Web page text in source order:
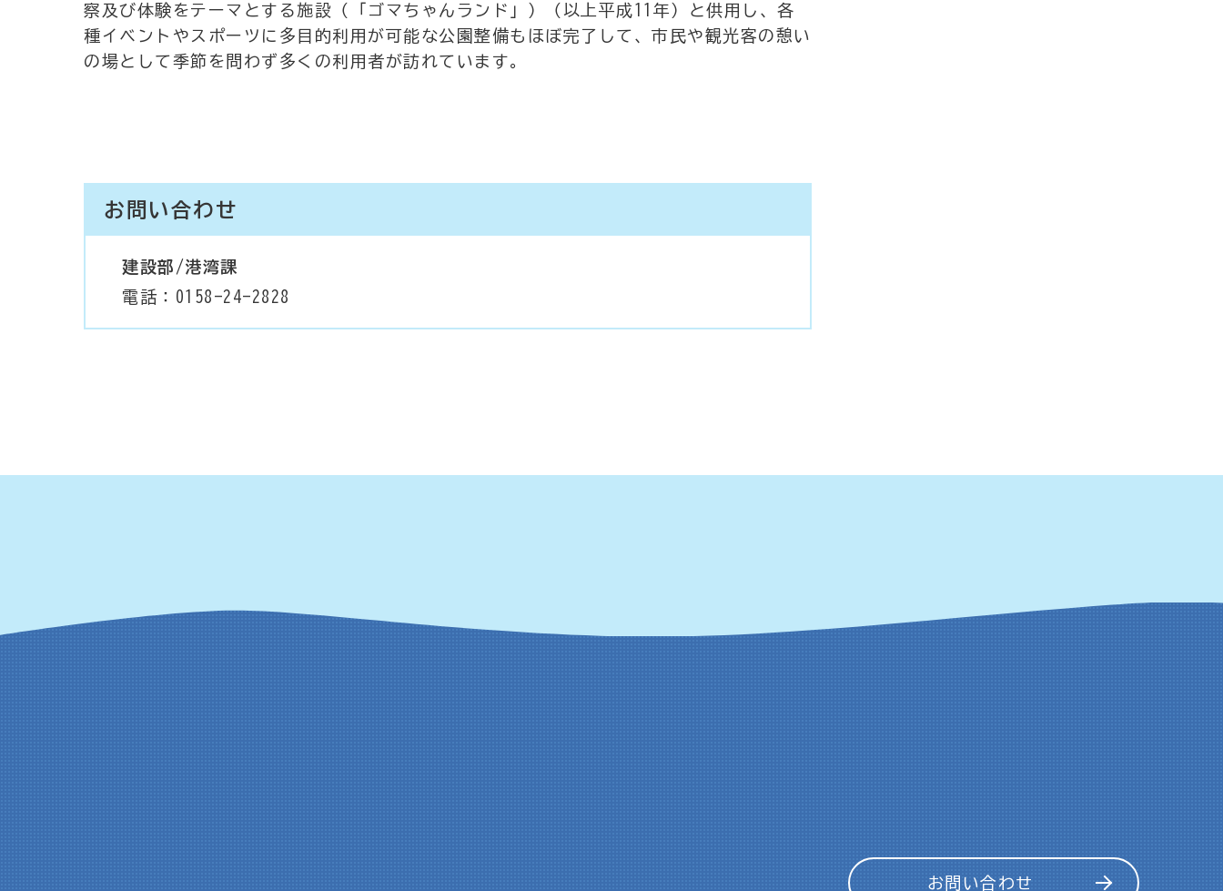
察及び体験をテーマとする施設（「ゴマちゃんランド」）（以上平成11年）と供用し、各
種イベントやスポーツに多目的利用が可能な公園整備もほぼ完了して、市民や観光客の憩い
の場として季節を問わず多くの利用者が訪れています。
お問い合わせ
建設部/港湾課
電話：0158-24-2828
お問い合わせ